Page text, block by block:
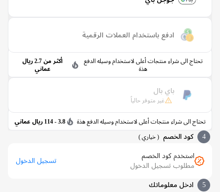
ادفع باستخدام العملات الرقمية
الى شراء منتجات أعلى لاستخدام وسيله الدفع
أكثر من 2.7 ريال
باي بال
غير متوفر حالياً
الى شراء منتجات أعلى لاستخدام وسيله الدفع هذة 3.8 - 114 ريال عماني
كود الخصم (خياري )
استخدم كود الخصم
مطلوب تسجيل الدخول
تسجيل الدخول
ادخل معلوماتك